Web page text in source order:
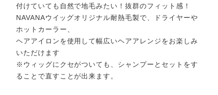
付けていても自然で地毛みたい！抜群のフィット感！
NAVANAウイッグオリジナル耐熱毛製で、ドライヤーや
ホットカーラー、
ヘアアイロンを使用して幅広いヘアアレンジをお楽しみ
いただけます
※ウィッグにクセがついても、シャンプーとセットをす
ることで直すことが出来ます。